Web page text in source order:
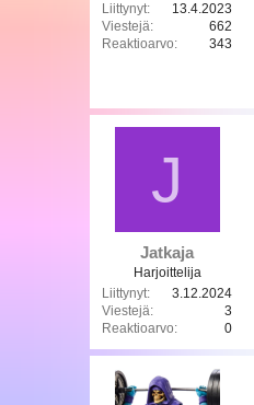
Liittynyt
13.4.2023
Viestejä
662
Reaktioarvo
343
J
Jatkaja
Harjoittelija
Liittynyt
3.12.2024
Viestejä
3
Reaktioarvo
0